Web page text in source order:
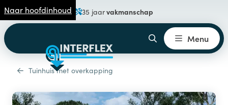
Naar hoofdinhoud 35 jaarvakmanschap
Menu
Tuinhuis met overkapping